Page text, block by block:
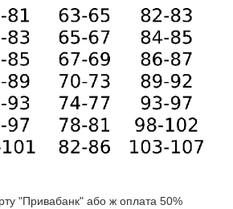
"Привабанк" або ж оплата 50%